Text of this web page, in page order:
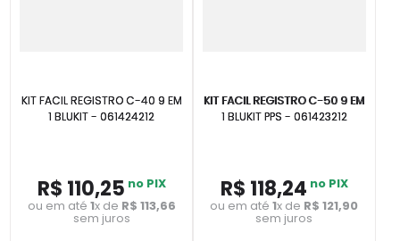
KIT FACIL REGISTRO C-40 9 EM
1 BLUKIT - 061424212
R$ 110,25 no PIX
ou em até 1x de R$ 113,66
sem juros
KIT FACIL REGISTRO C-50 9 EM
1 BLUKIT PPS - 061423212
R$ 118,24 no PIX
ou em até1x de R$ 121,90
sem juros